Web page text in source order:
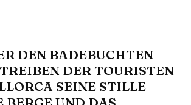
DEN BADEBUCHTEN
DER TOURISTEN
SEINE STILLE
BERGE UND DAS